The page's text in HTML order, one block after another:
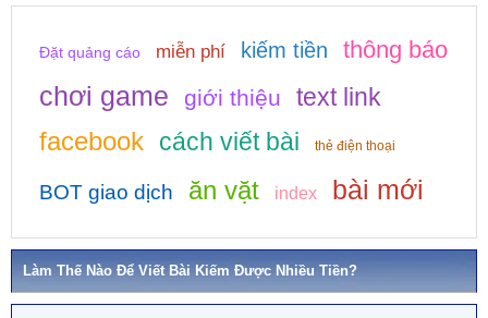
Đặt quảng cáo miễn phí kiếm tiền thông báo
chơi game giới thiệu text link
facebook cách viết bài thẻ điện thoại
BOT giao dịch ăn vặt index bài mới
Làm Thế Nào Để Viết Bài Kiếm Được Nhiều Tiền?